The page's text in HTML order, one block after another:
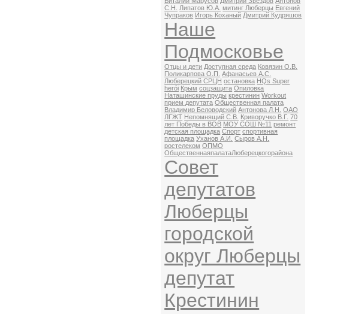
С.Н.
Липатов Ю.А. митинг Люберцы Евгений
Чупраков Игорь Коханый Дмитрий Кудряшов
Наше
Подмосковье
Отцы и дети Доступная среда Ковязин О.В.
Поликарпова О.П.
Афанасьев А.С.
Люберецкий СРЦН остановка HQs Super
herói Крым соцзащита Опиловка
Наташинские пруды крестинин Workout
прием депутата Общественная палата
Владимир Беловодский Антонова Л.Н.
ОАО
ЛГЖТ Непомнящий С.В. Криворучко В.Г. 70
лет Победы в ВОВ МОУ СОШ №11 ремонт
детская площадка Спорт спортивная
площадка Уханов А.И.
Сыров А.Н.
ростелеком ОПМО
ОбщественнаяпалатаЛюберецкогорайона
Совет
депутатов
Люберцы
городской
округ Люберцы
депутат
Крестинин